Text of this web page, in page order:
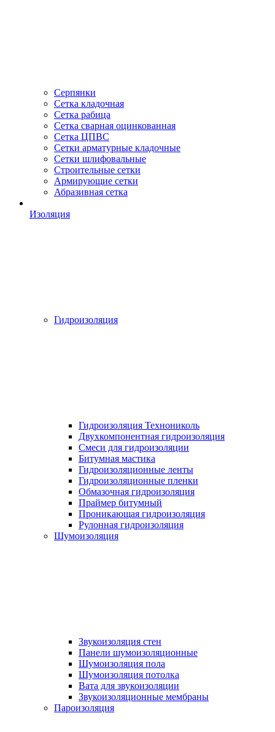
Серпянки
Сетка кладочная
Сетка рабица
Сетка сварная оцинкованная
Сетка ЦПВС
Сетки арматурные кладочные
Сетки шлифовальные
Строительные сетки
Армирующие сетки
Абразивная сетка
Изоляция
Гидроизоляция
Гидроизоляция Технониколь
Двухкомпонентная гидроизоляция
Смеси для гидроизоляции
Битумная мастика
Гидроизоляционные ленты
Гидроизоляционные пленки
Обмазочная гидроизоляция
Праймер битумный
Проникающая гидроизоляция
Рулонная гидроизоляция
Шумоизоляция
Звукоизоляция стен
Панели шумоизоляционные
Шумоизоляция пола
Шумоизоляция потолка
Вата для звукоизоляции
Звукоизоляционные мембраны
Пароизоляция